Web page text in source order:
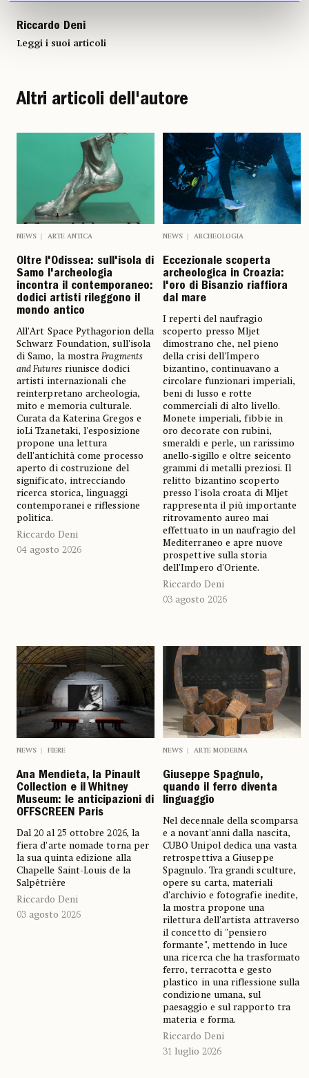
Riccardo Deni
Leggi i suoi articoli
Altri articoli dell'autore
NEWS ARTE ANTICA
Oltre l'Odissea: sull'isola di
Samo l'archeologia
incontra il contemporaneo:
dodici artisti rileggono il
mondo antico
All'Art Space Pythagorion della
Schwarz Foundation, sull'isola
di Samo, la mostraFragments
and Futuresriunisce dodici
artisti internazionali che
reinterpretano archeologia,
mito e memoria culturale.
Curata da Katerina Gregos e
ioLi Tzanetaki, l'esposizione
propone una lettura
dell'antichità come processo
aperto di costruzione del
significato, intrecciando
ricerca storica, linguaggi
contemporanei e riflessione
politica.
Riccardo Deni
04 agosto 2026
NEWS ARCHEOLOGIA
Eccezionale scoperta
archeologica in Croazia:
l'oro di Bisanzio riaffiora
dal mare
I reperti del naufragio
scoperto presso Mljet
dimostrano che, nel pieno
della crisi dell'Impero
bizantino, continuavano a
circolare funzionari imperiali,
beni di lusso e rotte
commerciali di alto livello.
Monete imperiali, fibbie in
oro decorate con rubini,
smeraldi e perle, un rarissimo
anello-sigillo e oltre seicento
grammi di metalli preziosi. Il
relitto bizantino scoperto
presso l'isola croata di Mljet
rappresenta il più importante
ritrovamento aureo mai
effettuato in un naufragio del
Mediterraneo e apre nuove
prospettive sulla storia
dell'Impero d'Oriente.
Riccardo Deni
03 agosto 2026
NEWS FIERE
Ana Mendieta, la Pinault
Collection e il Whitney
Museum: le anticipazioni di
OFFSCREEN Paris
Dal 20 al 25 ottobre 2026, la
fiera d'arte nomade torna per
la sua quinta edizione alla
Chapelle Saint-Louis de la
Salpêtrière
Riccardo Deni
03 agosto 2026
NEWS ARTE MODERNA
Giuseppe Spagnulo,
quando il ferro diventa
linguaggio
Nel decennale della scomparsa
e a novant'anni dalla nascita,
CUBO Unipol dedica una vasta
retrospettiva a Giuseppe
Spagnulo. Tra grandi sculture,
opere su carta, materiali
d'archivio e fotografie inedite,
la mostra propone una
rilettura dell'artista attraverso
il concetto di "pensiero
formante", mettendo in luce
una ricerca che ha trasformato
ferro, terracotta e gesto
plastico in una riflessione sulla
condizione umana, sul
paesaggio e sul rapporto tra
materia e forma.
Riccardo Deni
31 luglio 2026